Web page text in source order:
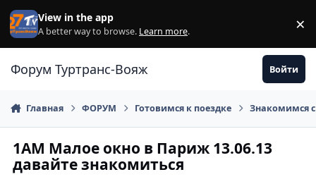
Перейти к содержанию
View in the app
A better way to browse. Learn more. ×
Форум Туртранс-Вояж Войти
Главная ФОРУМ Готовимся к поездке Знакомимся
1AM Малое окно в Париж 13.06.13
давайте знакомиться